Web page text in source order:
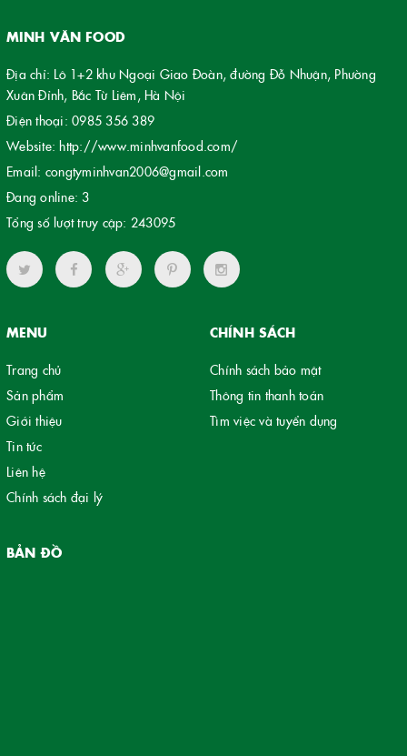
MINH VĂN FOOD
Địa chỉ: Lô 1+2 khu Ngoại Giao Đoàn, đường Đỗ Nhuận, Phường
Xuân Đỉnh, Bắc Từ Liêm, Hà Nội
Điện thoại: 0985 356 389
Website:http://www.minhvanfood.com/
Email: congtyminhvan2006@gmail.com
Đang online:3
Tổng số lượt truy cập: 243095
MENU
Trang chủ
Sản phẩm
Giới thiệu
Tin tức
Liên hệ
Chính sách đại lý
CHÍNH SÁCH
Chính sách bảo mật
Thông tin thanh toán
Tìm việc và tuyển dụng
BẢN ĐỒ